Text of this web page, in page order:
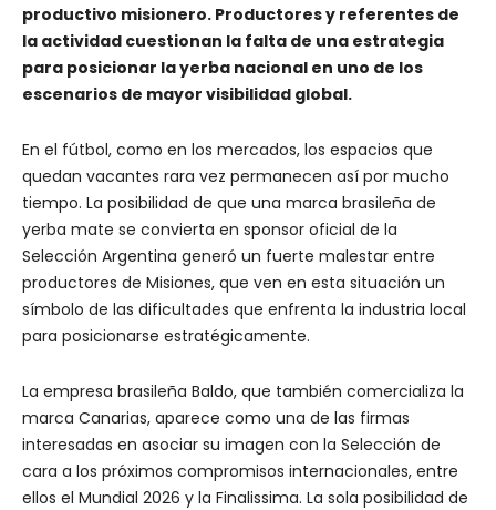
productivo misionero. Productores y referentes de
la actividad cuestionan la falta de una estrategia
para posicionar la yerba nacional en uno de los
escenarios de mayor visibilidad global.
En el fútbol, como en los mercados, los espacios que
quedan vacantes rara vez permanecen así por mucho
tiempo. La posibilidad de que una marca brasileña de
yerba mate se convierta en sponsor oficial de la
Selección Argentina generó un fuerte malestar entre
productores de Misiones, que ven en esta situación un
símbolo de las dificultades que enfrenta la industria local
para posicionarse estratégicamente.
La empresa brasileña Baldo, que también comercializa la
marca Canarias, aparece como una de las firmas
interesadas en asociar su imagen con la Selección de
cara a los próximos compromisos internacionales, entre
ellos el Mundial 2026 y la Finalissima. La sola posibilidad de